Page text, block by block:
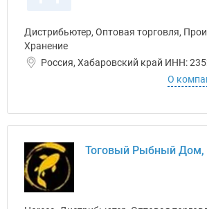
Дистрибьютер, Оптовая торговля,
Хранение
Россия, Хабаровский край ИНН:
О
Тоговый Рыбный